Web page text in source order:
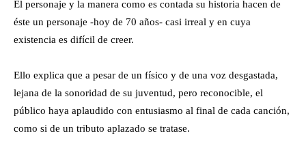
El personaje y la manera como es contada su historia hacen de
éste un personaje -hoy de 70 años- casi irreal y en cuya
existencia es difícil de creer.
Ello explica que a pesar de un físico y de una voz desgastada,
lejana de la sonoridad de su juventud, pero reconocible, el
público haya aplaudido con entusiasmo al final de cada canción,
como si de un tributo aplazado se tratase.